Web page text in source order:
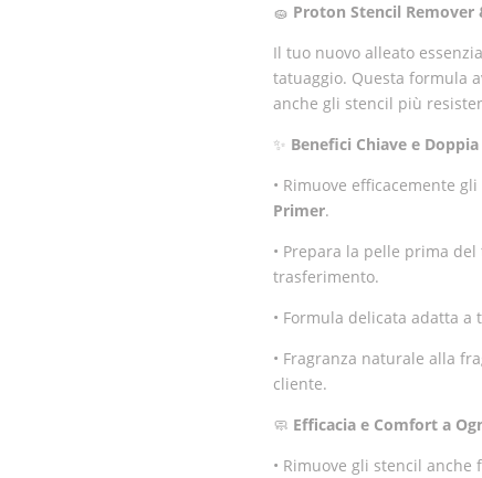
🧽 Proton Stencil Remover
Il tuo nuovo alleato
tatuaggio. Questa formula
anche gli stencil più
✨ Benefici Chiave e
• Rimuove efficacemente
Primer.
• Prepara la pelle prima
trasferimento.
• Formula delicata adatta
• Fragranza naturale alla
cliente.
🧼 Efficacia e Comfort a
• Rimuove gli stencil anche